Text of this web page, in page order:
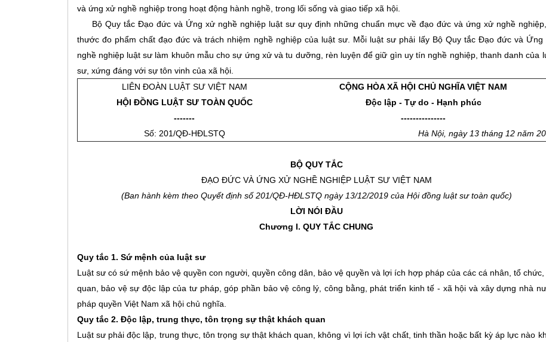
và ứng xử nghề nghiệp trong hoạt động hành nghề, trong lối sống và giao tiếp xã hội.
Bộ Quy tắc Đạo đức và Ứng xử nghề nghiệp luật sư quy định những chuẩn mực về đạo đức và ứng xử nghề
thước đo phẩm chất đạo đức và trách nhiệm nghề nghiệp của luật sư. Mỗi luật sư phải lấy Bộ Quy tắc Đạo đức và Ứng
nghề nghiệp luật sư làm khuôn mẫu cho sự ứng xử và tu dưỡng, rèn luyện để giữ gìn uy tín nghề nghiệp, thanh danh của
sư, xứng đáng với sự tôn vinh của xã hội.
LIÊN ĐOÀN LUẬT SƯ VIỆT NAM
HỘI ĐỒNG LUẬT SƯ TOÀN QUỐC
-------
Số: 201/QĐ-HĐLSTQ
CỘNG HÒA XÃ HỘI CHỦ NGHĨA VIỆT NAM
Độc lập - Tự do - Hạnh phúc
---------------
Hà Nội, ngày 13tháng 12năm
BỘ QUY TẮC
ĐẠO ĐỨC VÀ ỨNG XỬ NGHỀ NGHIỆP LUẬT SƯ VIỆT NAM
(Ban hành kèm theo Quyết định số 201/QĐ-HĐLSTQ ngày13/12/2019 của Hội đồng luật sư toàn quốc)
LỜI NÓI ĐẦU
Chương I. QUY TẮC CHUNG
Quy tắc 1. Sứ mệnh của luật sư
Luật sư có sứ mệnh bảo vệ quyền con người, quyền công dân, bảo vệ quyền và lợi ích hợp pháp của các cá nhân, tổ chức,
quan, bảo vệ sự độc lập của tư pháp, góp phần bảo vệ công lý, công bằng, phát triển kinh tế - xã hội và xây dựng nhà
pháp quyền Việt Nam xã hội chủ nghĩa.
Quy tắc 2. Độc lập, trung thực, tôn trọng sự thật khách quan
Luật sư phải độc lập, trung thực, tôn trọng sự thật khách quan, không vì lợi ích vật chất, tinh thần hoặc bất kỳ áp lực nào